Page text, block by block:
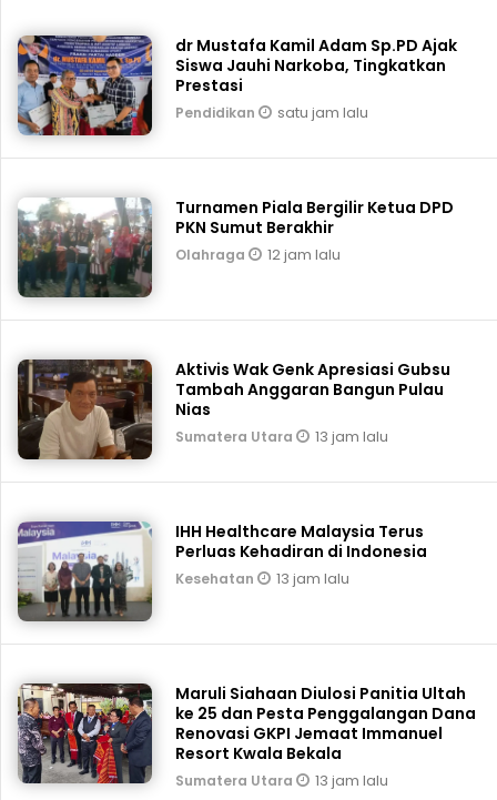
dr Mustafa Kamil Adam Sp.PD Ajak
Siswa Jauhi Narkoba, Tingkatkan
Prestasi
Pendidikan satu jam lalu
Turnamen Piala Bergilir Ketua DPD
PKN Sumut Berakhir
Olahraga 12 jam lalu
Aktivis Wak Genk Apresiasi Gubsu
Tambah Anggaran Bangun Pulau
Nias
Sumatera Utara 13 jam lalu
IHH Healthcare Malaysia Terus
Perluas Kehadiran di Indonesia
Kesehatan 13 jam lalu
Maruli Siahaan Diulosi Panitia Ultah
ke 25 dan Pesta Penggalangan Dana
Renovasi GKPI Jemaat Immanuel
Resort Kwala Bekala
Sumatera Utara 13 jam lalu